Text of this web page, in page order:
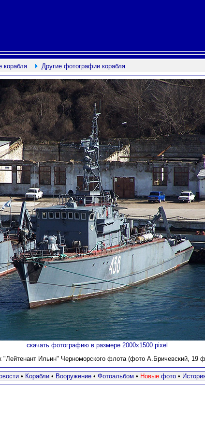
корабля Другие фотографии корабля
скачать фотографию в размере 2000х1500 pixel
"Лейтенант Ильин" Черноморского флота (фото А.Бричевский, 19
• Корабли• Вооружение • Фотоальбом • Новыефото •